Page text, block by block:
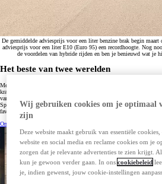
De gemiddelde adviesprijs voor een liter benzine brak begin
adviesprijs voor een liter E10 (Euro 95) een recordhoogte. Nog
de voordelen van hybride rijden en ben je benieuwd wat je
Het beste van twee werelden
Met de nieuwe generatie Hybrid werken een benzine- en
krachtige manier van rijden. Zo rijd je tot wel 50% van de tijd
van het comfort van een automaat en profiteer je van een laag
Sports ongeveer 18 tot 22 kilometer op een liter benzine. Ben jij
favoriete Toyota? Doe dan de test.
Ontdek alle hybride modellen
Wij gebruiken cookies om je optimaal
zijn
Deze website maakt gebruik van essentiële
website en social media en reclame cookies om je
zorgen dat je relevante advertenties te zien krijgt.
kun je gewoon verder gaan. In onscookiebeleid
je, indien gewenst, jouw cookie-instellingen